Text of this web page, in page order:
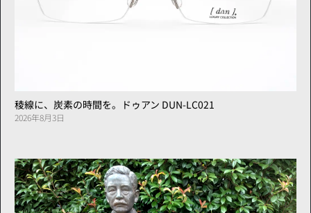
稜線に、炭素の時間を。ドゥアン DUN-LC021
2026年8月3日